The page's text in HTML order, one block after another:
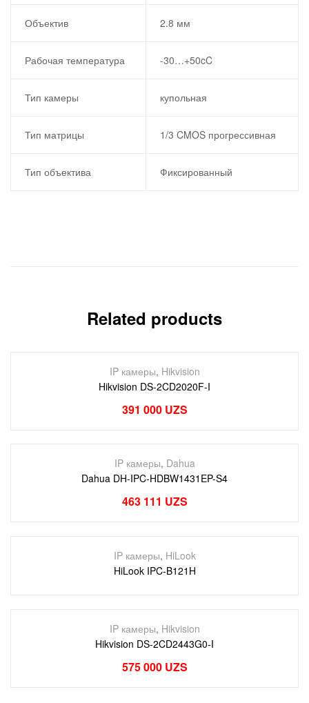
Объектив 2.8 мм
Рабочая температура -30…+50cC
Тип камеры купольная
Тип матрицы 1/3 CMOS прогрессивная
Тип объектива Фиксированный
Related products
IP камеры, Hikvision
Hikvision DS-2CD2020F-I
391 000 UZS
IP камеры, Dahua
Dahua DH-IPC-HDBW1431EP-S4
463 111 UZS
IP камеры, HiLook
HiLook IPC-B121H
IP камеры, Hikvision
Hikvision DS-2CD2443G0-I
575 000 UZS